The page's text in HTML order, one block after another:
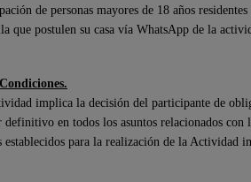
de personas mayores de 18 años
que postulen su casa vía WhatsApp de la
implica la decisión del participante de
definitivo en todos los asuntos relacionados
establecidos para la realización de la Actividad